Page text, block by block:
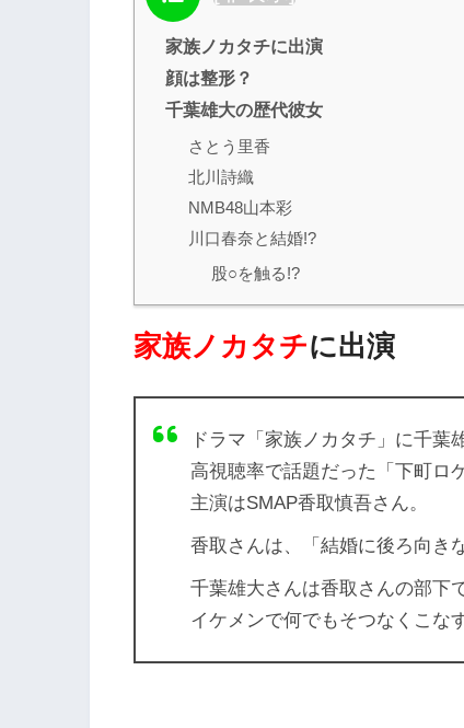
家族ノカタチに出演
顔は整形？
千葉雄大の歴代彼女
さとう里香
北川詩織
NMB48山本彩
川口春奈と結婚!?
股○を触る!?
家族ノカタチに出演
ドラマ 「家族ノカタチ」 に千葉
高視聴率で話題だった「下町ロ
主演はSMAP香取慎吾さん。
香取さんは、「結婚に後ろ向き
千葉雄大さんは香取さんの部下
イケメンで何でもそつなくこな